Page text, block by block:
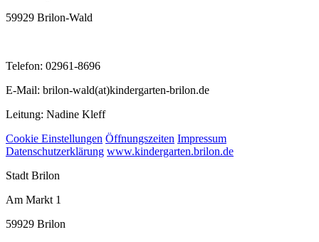
59929 Brilon-Wald
Telefon: 02961-8696
E-Mail: brilon-wald(at)kindergarten-brilon.de
Leitung: Nadine Kleff
Cookie Einstellungen Öffnungszeiten Impressum
Datenschutzerklärung www.kindergarten.brilon.de
Stadt Brilon
Am Markt 1
59929 Brilon